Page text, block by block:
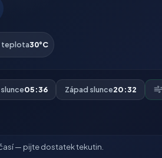
teplota30°C
05:36 Západ slunce20:32
— pijte dostatek tekutin.